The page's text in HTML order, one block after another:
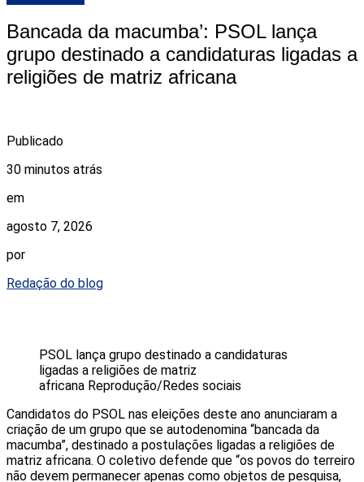
Bancada da macumba’: PSOL lança
grupo destinado a candidaturas ligadas a
religiões de matriz africana
Publicado
30 minutos atrás
em
agosto 7, 2026
por
Redação do blog
PSOL lança grupo destinado a candidaturas
ligadas a religiões de matriz
africana Reprodução/Redes sociais
Candidatos do PSOL nas eleições deste ano anunciaram a
criação de um grupo que se autodenomina “bancada da
macumba”, destinado a postulações ligadas a religiões de
matriz africana. O coletivo defende que “os povos do terreiro
não devem permanecer apenas como objetos de pesquisa,